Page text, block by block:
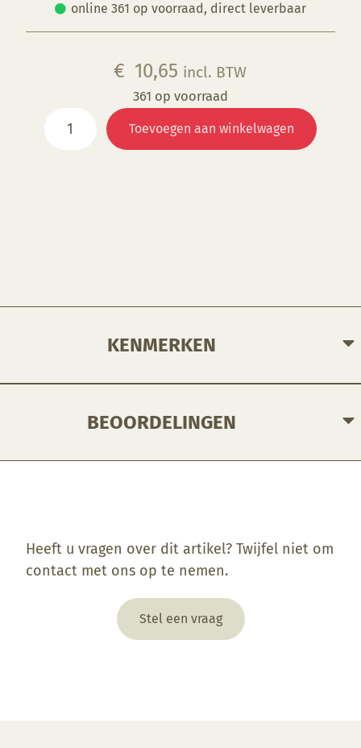
online 361 op voorraad, direct leverbaar
€ 10,65 incl. BTW
361 op voorraad
aantal
Toevoegen aan winkelwagen
KENMERKEN
BEOORDELINGEN
Heeft u vragen over dit artikel? Twijfel niet om
contact met ons op te nemen.
Stel een vraag